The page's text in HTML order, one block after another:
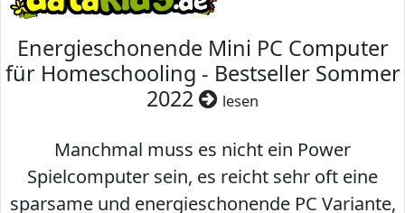
Energieschonende Mini PC Computer
für Homeschooling - Bestseller Sommer
2022
lesen
Manchmal muss es nicht ein Power
Spielcomputer sein, es reicht sehr oft eine
sparsame und energieschonende PC Variante,